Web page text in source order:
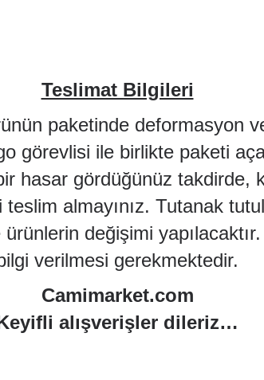
Teslimat Bilgileri
paketinde deformasyon
görevlisi ile birlikte paketi
hasar gördüğünüz takdirde,
almayınız. Tutanak
değişimi yapılacaktır.
verilmesi gerekmektedir.
Camimarket.com
alışverişler dileriz…